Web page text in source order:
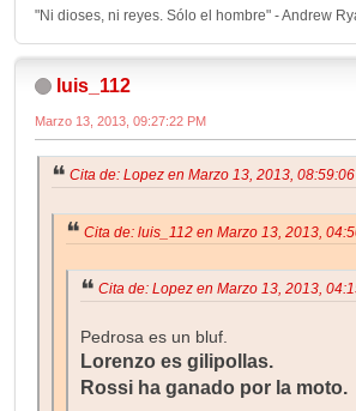
"Ni dioses, ni reyes. Sólo el hombre" - Andrew
luis_112
Marzo 13, 2013, 09:27:22 PM
Cita de: Lopez en Marzo 13, 2013,
Cita de: luis_112 en Marzo 13, 2013,
Cita de: Lopez en Marzo 13, 2013,
Pedrosa es un bluf.
Lorenzo es gilipollas.
Rossi ha ganado por la moto.